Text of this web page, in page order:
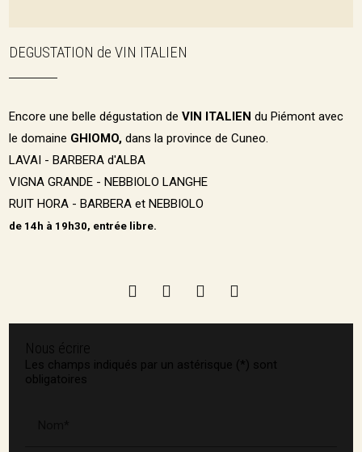
DEGUSTATION de VIN ITALIEN
Encore une belle dégustation deVIN ITALIEN du Piémont avec
le domaine GHIOMO,dans la province de Cuneo.
LAVAI - BARBERA d'ALBA
VIGNA GRANDE - NEBBIOLO LANGHE
RUIT HORA - BARBERA et NEBBIOLO
de 14h à 19h30, entrée libre.
Nous écrire
Les champs indiqués par un astérisque (*) sont
obligatoires